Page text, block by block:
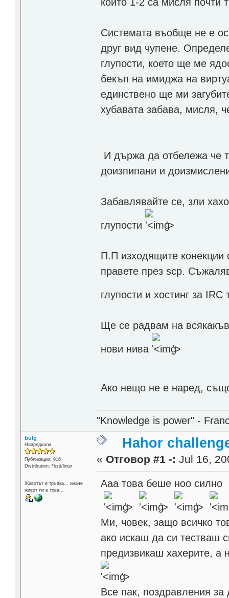
Системата въобще не е
друг вид чупене.
глупости, което ще ме
бекъп на имиджа на
единствено ще ми
хубавата забава, мисля,
И държа да отбележа че
доизпипани и
Забавлявайте се, зли
глупости '>
П.П изходящите конекции
правете през scp.
глупости и хостинг за
Ще се радвам на
нови нива '>
Ако нещо не е наред,
"Knowledge is power" -
bulg
Напреднали
Публикации: 916
Distribution: *bsd/linux
Животът е тръпка... иначе
живот ли е това...
Hahor
« Отговор #1 -: Jul 16,
Ааа това беше ноо силно
'> '>
'>
Ми, човек, защо всичко
ако искаш да си тестваш
предизвикаш хахерите, а
'>
Все пак, поздравления за